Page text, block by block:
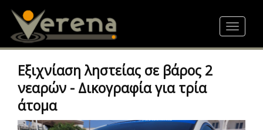
content
Toggle
Εξιχνίαση ληστείας σε βάρος 2
νεαρών - Δικογραφία για τρία
άτομα